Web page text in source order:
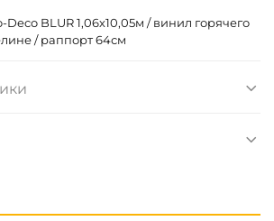
BLUR 1,06х10,05м / винил горячего
/ раппорт 64см